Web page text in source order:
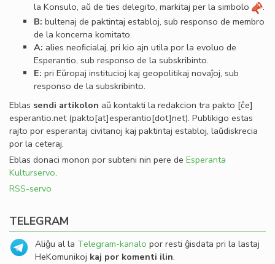
la Konsulo, aŭ de ties delegito, markitaj per la simbolo
.
B: bultenaj de paktintaj establoj, sub responso de membro
de la koncerna komitato.
A: alies neoﬁcialaj, pri kio ajn utila por la evoluo de
Esperantio, sub responso de la subskribinto.
E: pri Eŭropaj institucioj kaj geopolitikaj novaĵoj, sub
responso de la subskribinto.
Eblas sendi artikolon aŭ kontakti la redakcion tra pakto [ĉe]
esperantio.net(pakto[at]esperantio[dot]net). Publikigo estas
rajto por esperantaj civitanoj kaj paktintaj establoj, laŭdiskrecia
por la ceteraj.
Eblas donaci monon por subteni nin pere de Esperanta
Kulturservo.
RSS-servo
TELEGRAM
Aliĝu al la Telegram-kanalo por resti ĝisdata pri la lastaj
HeKomunikoj kaj por komenti ilin.